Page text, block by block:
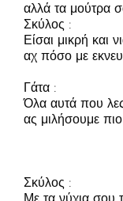
αλλά τα μούτρα
Σκύλος :
Είσαι μικρή και
αχ πόσο με
Γάτα :
Όλα αυτά που λες
ας μιλήσουμε
Σκύλος :